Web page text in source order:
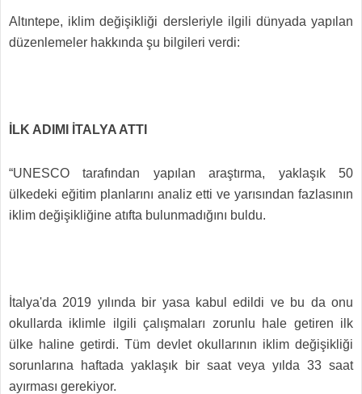
Altıntepe, iklim değişikliği dersleriyle ilgili dünyada yapılan
düzenlemeler hakkında şu bilgileri verdi:
İLK ADIMI İTALYA ATTI
“UNESCO tarafından yapılan araştırma, yaklaşık 50
ülkedeki eğitim planlarını analiz etti ve yarısından fazlasının
iklim değişikliğine atıfta bulunmadığını buldu.
İtalya'da 2019 yılında bir yasa kabul edildi ve bu da onu
okullarda iklimle ilgili çalışmaları zorunlu hale getiren ilk
ülke haline getirdi. Tüm devlet okullarının iklim değişikliği
sorunlarına haftada yaklaşık bir saat veya yılda 33 saat
ayırması gerekiyor.